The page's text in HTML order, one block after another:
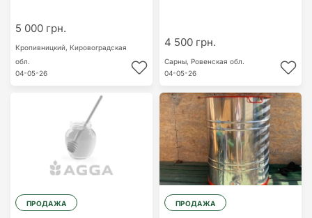
5 000 грн.
Кропивницкий, Кировоградская
обл.
04-05-26
4 500 грн.
Сарны, Ровенская обл.
04-05-26
ПРОДАЖА ПРОДАЖА